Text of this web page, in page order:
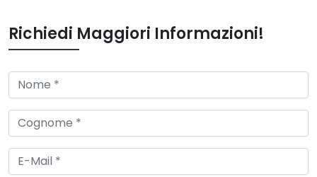
Richiedi Maggiori Informazioni!